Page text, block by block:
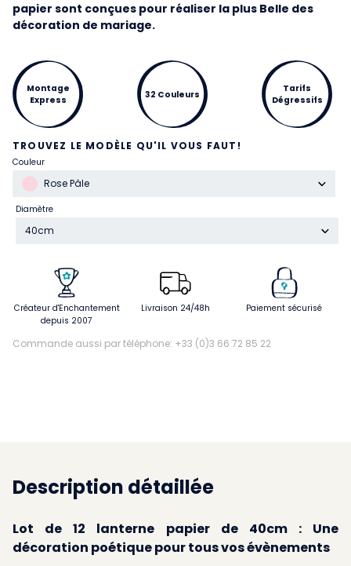
papier sont conçues pour réaliser la plus Belle des
décoration de mariage.
TROUVEZ LE MODÈLE QU'IL VOUS FAUT!
Couleur
Rose Pâle
Diamètre
40cm
Montage
Express
32 Couleurs
Tarifs
Dégressifs
Créateur d'Enchantement
depuis 2007
Livraison 24/48h Paiement sécurisé
Commande aussi par téléphone: +33 (0)3 66 72 85 22
Description détaillée
Lot de 12 lanterne papier de 40cm : Une
décoration poétique pour tous vos évènements